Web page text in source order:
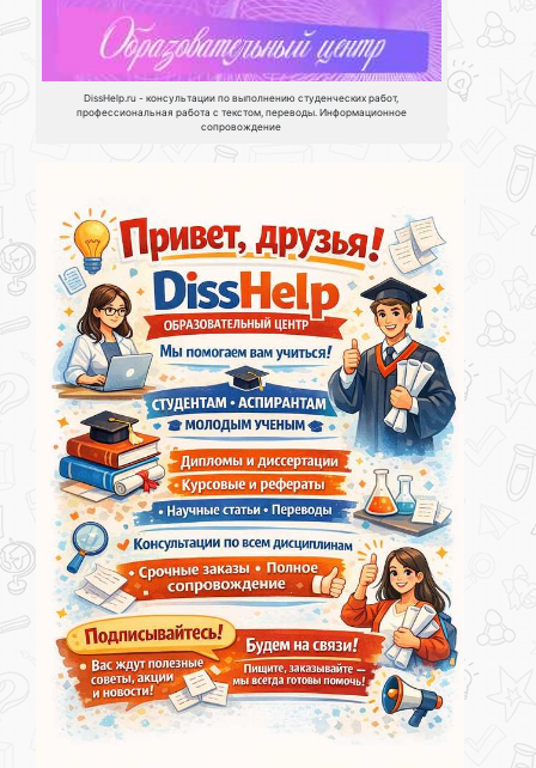
DissHelp.ru - консультации по выполнению студенческих работ,
профессиональная работа с текстом, переводы. Информационное
сопровождение